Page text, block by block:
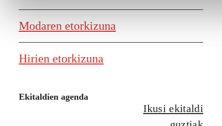
Modaren etorkizuna
Hirien etorkizuna
Ekitaldien agenda
Ikusi ekitaldi